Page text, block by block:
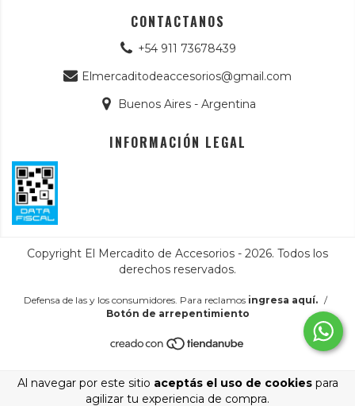
Al navegar por este sitio aceptás el uso de cookiespara
agilizar tu experiencia de compra.
CONTACTANOS
+54 911 73678439
Elmercaditodeaccesorios@gmail.com
Buenos Aires - Argentina
INFORMACIÓN LEGAL
Copyright El Mercadito de Accesorios - 2026. Todos los
derechos reservados.
Defensa de las y los consumidores. Para reclamos ingresa aquí. /
Botón de arrepentimiento